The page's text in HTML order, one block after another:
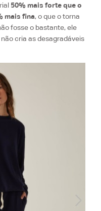
50% mais forte que o
mais fina, o que o torna
fosse o bastante, ele
não cria as desagradáveis